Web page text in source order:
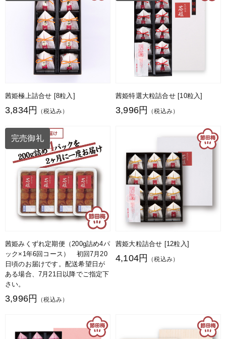
茜姫極上詰合せ [8粒入]
3,834円 （税込み）
茜姫特選大粒詰合せ [10粒入]
3,996円 （税込み）
茜姫みくずれ定期便（200g詰め4パ
ック×1年6回コース） 初回7月20
日頃のお届けです。配送希望日が
ある場合、7月21日以降でご指定下
さい。
3,996円 （税込み）
完売御礼
茜姫大粒詰合せ [12粒入]
4,104円 （税込み）